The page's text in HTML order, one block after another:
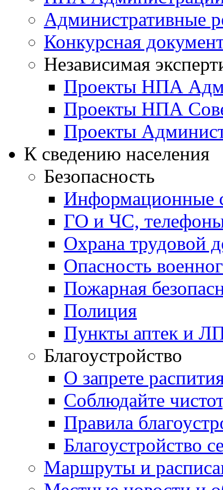
Административные
Конкурсная
Независимая
Проекты НПА
Проекты НПА
Проекты
К сведению населения
Безопасность
Информационные
ГО и ЧС,
Охрана трудовой
Опасность
Пожарная
Полиция
Пункты аптек и
Благоустройство
О запрете
Соблюдайте
Правила
Благоустройство
Маршруты и